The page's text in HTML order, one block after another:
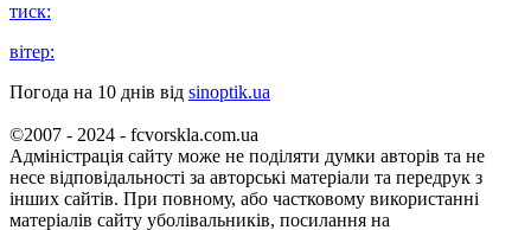
тиск:
вітер:
Погода на 10 днів від sinoptik.ua
©2007 - 2024 - fcvorskla.com.ua
Адміністрація сайту може не поділяти думки авторів та не
несе відповідальності за авторські матеріали та передрук з
інших сайтів. При повному, або частковому використанні
матеріалів сайту уболівальників, посилання на